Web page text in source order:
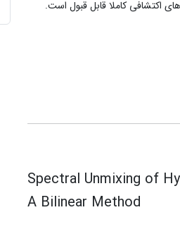
Spectral Unmixing of
A Bilinear Method